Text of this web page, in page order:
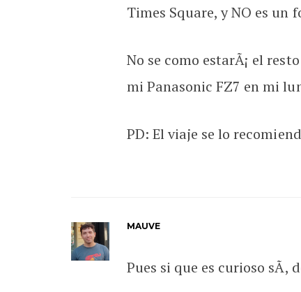
Times Square, y NO es un
No se como estarÃ¡ el
mi Panasonic FZ7 en mi
PD: El viaje se lo
MAUVE
Pues si que es curioso sÃ­,